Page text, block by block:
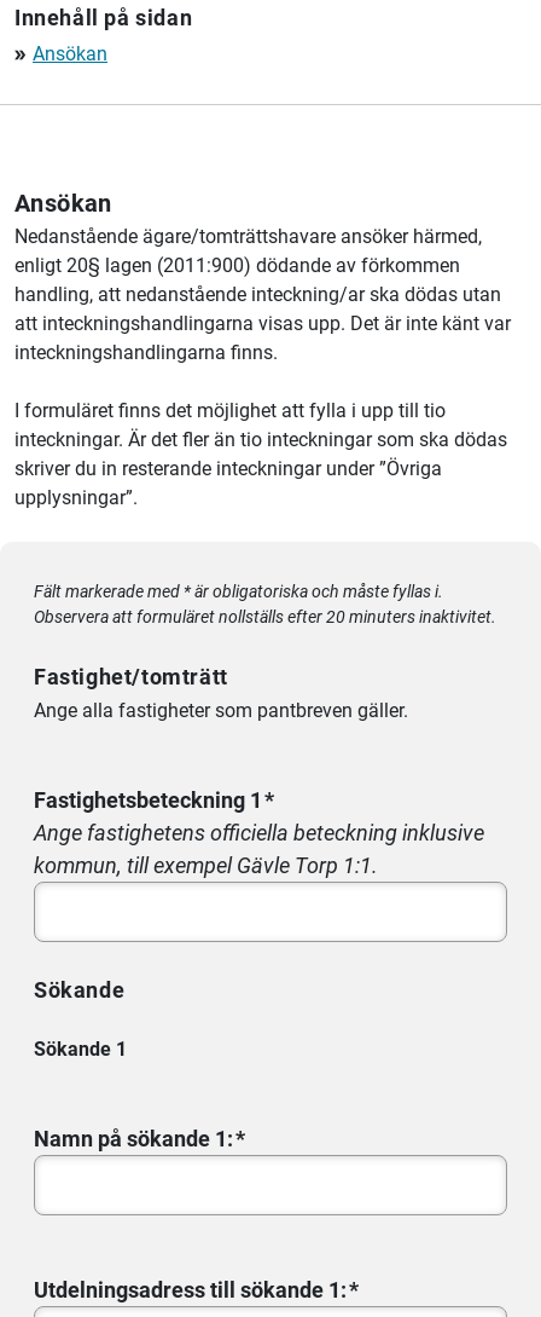
Innehåll på sidan
double_arrow Ansökan
Ansökan
Nedanstående ägare/tomträttshavare ansöker härmed,
enligt 20§ lagen (2011:900) dödande av förkommen
handling, att nedanstående inteckning/ar ska dödas utan
att inteckningshandlingarna visas upp. Det är inte känt var
inteckningshandlingarna finns.
I formuläret finns det möjlighet att fylla i upp till tio
inteckningar. Är det fler än tio inteckningar som ska dödas
skriver du in resterande inteckningar under ”Övriga
upplysningar”.
Fält markerade med * är obligatoriska och måste fyllas i.
Observera att formuläret nollställs efter 20 minuters inaktivitet.
Fastighet/tomträtt
Ange alla fastigheter som pantbreven gäller.
Fastighetsbeteckning 1
Ange fastighetens officiella beteckning inklusive
kommun, till exempel Gävle Torp 1:1.
Sökande
Sökande 1
Namn på sökande 1:
Utdelningsadress till sökande 1: